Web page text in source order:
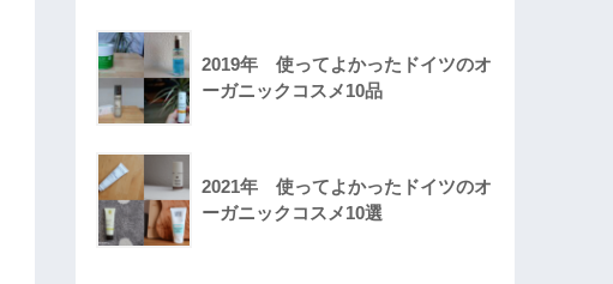
2019年 使ってよかったドイツのオ
ーガニックコスメ10品
2021年 使ってよかったドイツのオ
ーガニックコスメ10選